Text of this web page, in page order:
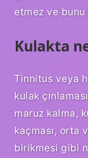
etmez ve bunu
Kulakta
Tinnitus veya
kulak
maruz kalma,
kaçması, orta
birikmesi gibi